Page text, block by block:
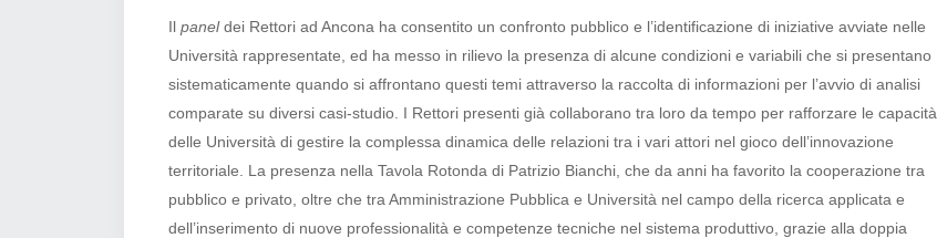
Il paneldei Rettori ad Ancona ha consentito un confronto pubblico e l’identificazione di iniziative avviate nelle
Università rappresentate, ed ha messo in rilievo la presenza di alcune condizioni e variabili che si presentano
sistematicamente quando si affrontano questi temi attraverso la raccolta di informazioni per l’avvio di analisi
comparate su diversi casi-studio. I Rettori presenti già collaborano tra loro da tempo per rafforzare le capacità
delle Università di gestire la complessa dinamica delle relazioni tra i vari attori nel gioco dell’innovazione
territoriale. La presenza nella Tavola Rotonda di Patrizio Bianchi, che da anni ha favorito la cooperazione tra
pubblico e privato, oltre che tra Amministrazione Pubblica e Università nel campo della ricerca applicata e
dell’inserimento di nuove professionalità e competenze tecniche nel sistema produttivo, grazie alla doppia